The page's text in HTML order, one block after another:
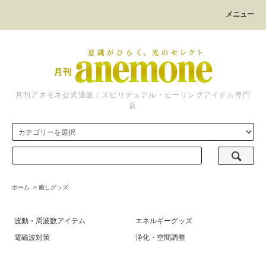
メニュー
月刊アネモネ公式通販｜スピリチュアル・ヒーリングアイテム専門
店
ホーム > 癒しグッズ
波動・周波数アイテム
エネルギーグッズ
電磁波対策
浄化・空間調整